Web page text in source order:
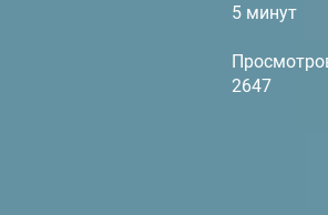
5 минут
2647